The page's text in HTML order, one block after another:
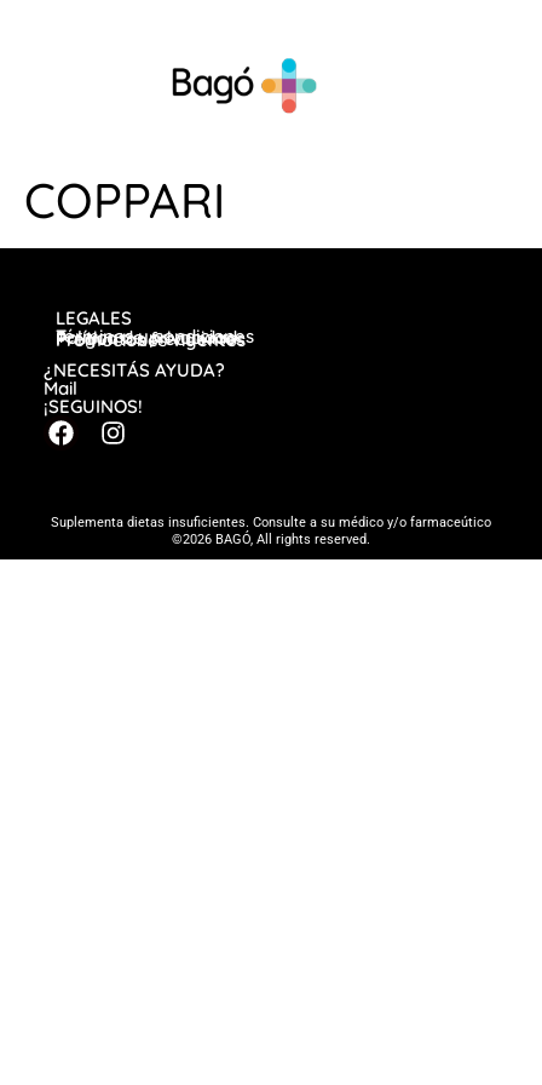
COPPARI
LEGALES
Términos y condiciones
Política de privacidad
Preguntas frecuentes
Promociones vigentes
¿NECESITÁS AYUDA?
Mail
¡SEGUINOS!
Suplementa dietas insuficientes. Consulte a su médico y/o farmaceútico
©2026 BAGÓ, All rights reserved.